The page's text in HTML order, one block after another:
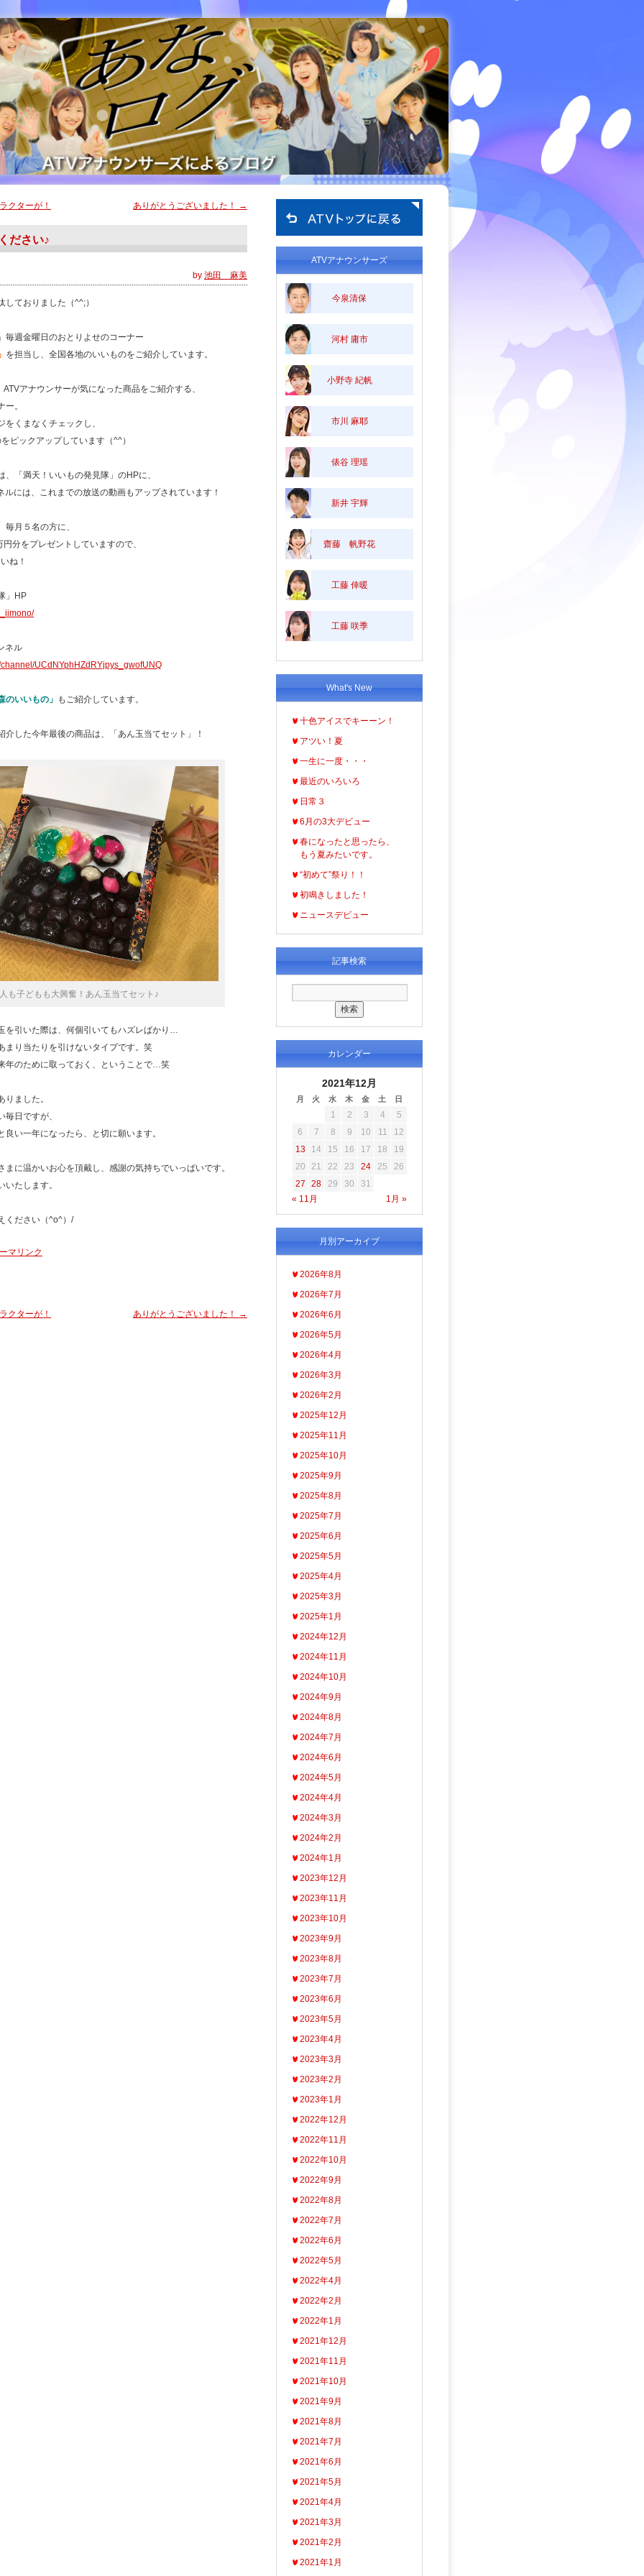
クターが！ ありがとうございました！ →
ださい♪
by 池田 麻美
しておりました（^^;）
毎週金曜日のおとりよせのコーナー
を担当し、全国各地のいいものをご紹介しています。
アナウンサーが気になった商品をご紹介する、
。
をくまなくチェックし、
ピックアップしています（^^）
、「満天！いいもの発見隊」のHPに、
ルには、これまでの放送の動画もアップされています！
毎月５名の方に、
分をプレゼントしていますので、
ね！
」HP
ネル
UCdNYphHZdRYjpys_gwofUNQ
のいいもの」 もご紹介しています。
介した今年最後の商品は、「あん玉当てセット」！
も子どもも大興奮！あん玉当てセット♪
を引いた際は、何個引いてもハズレばかり…
まり当たりを引けないタイプです。笑
年のために取っておく、ということで…笑
ました。
毎日ですが、
い一年になったら、と切に願います。
まに温かいお心を頂戴し、感謝の気持ちでいっぱいです。
いたします。
ください（^o^）/
マリンク
クターが！ ありがとうございました！ →
ATVアナウンサーズ
今泉清保
河村 庸市
小野寺 紀帆
市川 麻耶
俵谷 理瑶
新井 宇輝
齋藤 帆野花
工藤 倖暖
工藤 咲季
What's New
十色アイスでキーーン！
アツい！夏
一生に一度・・・
最近のいろいろ
日常３
6月の3大デビュー
春になったと思ったら、
もう夏みたいです。
“初めて”祭り！！
初鳴きしました！
ニュースデビュー
記事検索
カレンダー
2021年12月
月 火 水 木 金 土 日
« 11月 1月 »
1 2 3 4
5
6
7 8 9 10 11
12
13
14 15 16 17 18
19
20
21 22 23 24 25
26
27
28 29 30 31
月別アーカイブ
2026年8月
2026年7月
2026年6月
2026年5月
2026年4月
2026年3月
2026年2月
2025年12月
2025年11月
2025年10月
2025年9月
2025年8月
2025年7月
2025年6月
2025年5月
2025年4月
2025年3月
2025年1月
2024年12月
2024年11月
2024年10月
2024年9月
2024年8月
2024年7月
2024年6月
2024年5月
2024年4月
2024年3月
2024年2月
2024年1月
2023年12月
2023年11月
2023年10月
2023年9月
2023年8月
2023年7月
2023年6月
2023年5月
2023年4月
2023年3月
2023年2月
2023年1月
2022年12月
2022年11月
2022年10月
2022年9月
2022年8月
2022年7月
2022年6月
2022年5月
2022年4月
2022年2月
2022年1月
2021年12月
2021年11月
2021年10月
2021年9月
2021年8月
2021年7月
2021年6月
2021年5月
2021年4月
2021年3月
2021年2月
2021年1月